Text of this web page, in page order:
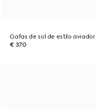
Gafas de sol de estilo aviador
€ 370